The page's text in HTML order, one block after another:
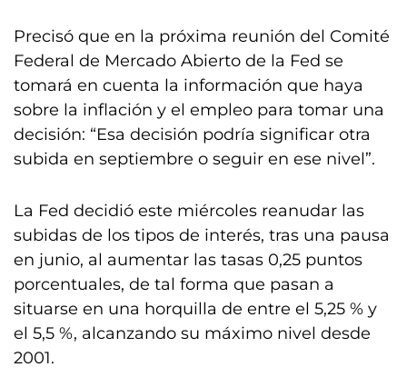
Precisó que en la próxima reunión del Comité
Federal de Mercado Abierto de la Fed se
tomará en cuenta la información que haya
sobre la inflación y el empleo para tomar una
decisión: “Esa decisión podría significar otra
subida en septiembre o seguir en ese nivel”.
La Fed decidió este miércoles reanudar las
subidas de los tipos de interés, tras una pausa
en junio, al aumentar las tasas 0,25 puntos
porcentuales, de tal forma que pasan a
situarse en una horquilla de entre el 5,25 % y
el 5,5 %, alcanzando su máximo nivel desde
2001.